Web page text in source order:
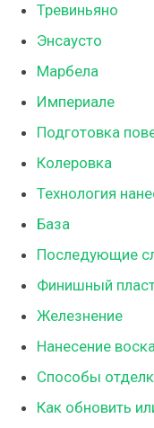
Тревиньяно
Энсаусто
Марбела
Империале
Подготовка
Колеровка
Технология
База
Последующие
Финишный
Железнение
Нанесение
Способы
Как обновить